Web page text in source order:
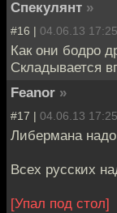
Спекулянт »
#16 | 04.06.13 17:25
Как они бодро
Складывается
Feanor »
#17 | 04.06.13 17:25
Либермана
Всех русских
[Упал под стол]